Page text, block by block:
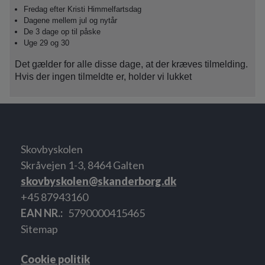
Fredag efter Kristi Himmelfartsdag
Dagene mellem jul og nytår
De 3 dage op til påske
Uge 29 og 30
Det gælder for alle disse dage, at der kræves tilmelding.
Hvis der ingen tilmeldte er, holder vi lukket
Skovbyskolen
Skråvejen 1-3, 8464 Galten
skovbyskolen@skanderborg.dk
+45 87943160
EAN NR.
5790000415465
Sitemap
Cookie politik